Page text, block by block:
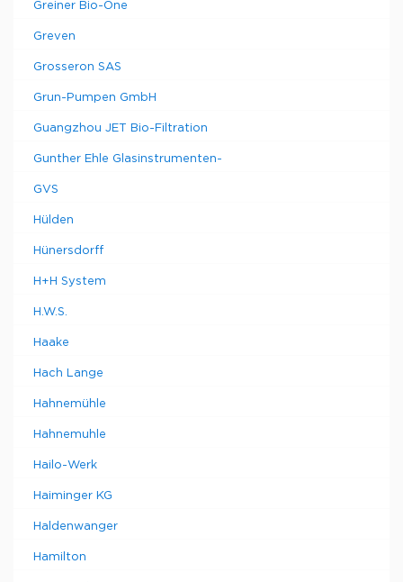
Greiner Bio-One
Greven
Grosseron SAS
Grun-Pumpen GmbH
Guangzhou JET Bio-Filtration
Gunther Ehle Glasinstrumenten-
GVS
Hülden
Hünersdorff
H+H System
H.W.S.
Haake
Hach Lange
Hahnemühle
Hahnemuhle
Hailo-Werk
Haiminger KG
Haldenwanger
Hamilton